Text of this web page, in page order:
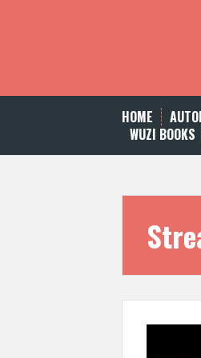
t
HOME
WUZI BOOKS